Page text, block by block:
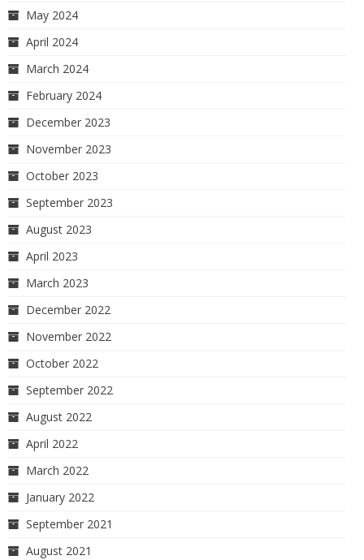
May 2024
April 2024
March 2024
February 2024
December 2023
November 2023
October 2023
September 2023
August 2023
April 2023
March 2023
December 2022
November 2022
October 2022
September 2022
August 2022
April 2022
March 2022
January 2022
September 2021
August 2021